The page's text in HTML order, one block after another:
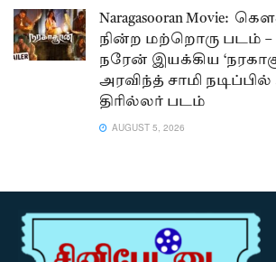
Naragasooran
நின்ற மற்றொரு படம் –
நரேன் இயக்கிய
அரவிந்த் சாமி
திரில்லர் படம்
AUGUST 5, 2026